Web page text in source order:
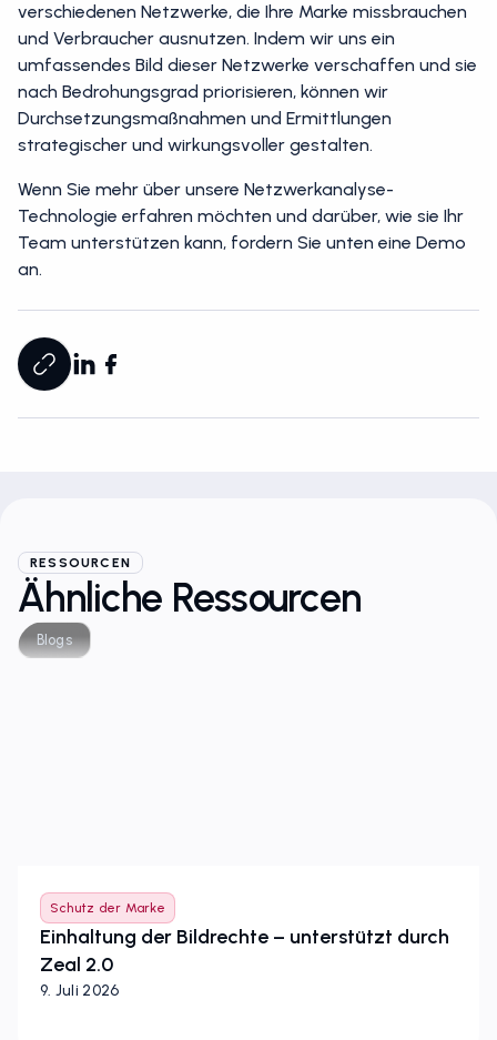
verschiedenen Netzwerke, die Ihre Marke missbrauchen
und Verbraucher ausnutzen. Indem wir uns ein
umfassendes Bild dieser Netzwerke verschaffen und sie
nach Bedrohungsgrad priorisieren, können wir
Durchsetzungsmaßnahmen und Ermittlungen
strategischer und wirkungsvoller gestalten.
Wenn Sie mehr über unsere Netzwerkanalyse-
Technologie erfahren möchten und darüber, wie sie Ihr
Team unterstützen kann, fordern Sie unten eine Demo
an.
RESSOURCEN
Ähnliche Ressourcen
Blogs
Schutz der Marke
Einhaltung der Bildrechte – unterstützt durch
Zeal 2.0
9. Juli 2026